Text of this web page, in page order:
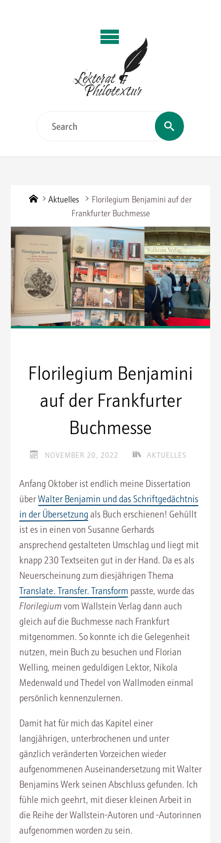
for:
Search
HomeAktuelles
Florilegium Benjamini auf der
Frankfurter Buchmesse
Florilegium Benjamini
auf der Frankfurter
Buchmesse
NOVEMBER 20, 2022 AKTUELLES
Anfang Oktober ist endlich meine Dissertation
überWalter Benjamin und das Schriftgedächtnis
in der Übersetzung als Buch erschienen! Gehüllt
ist es in einen von Susanne Gerhards
ansprechend gestalteten Umschlag und liegt mit
knapp 230 Textseiten gut in der Hand. Da es als
Neuerscheinung zum diesjährigen Thema
Translate. Transfer. Transform passte, wurde das
Florilegium vom Wallstein Verlag dann auch
gleich auf die Buchmesse nach Frankfurt
mitgenommen. So konnte ich die Gelegenheit
nutzen, mein Buch zu besuchen und Florian
Welling, meinen geduldigen Lektor, Nikola
Medenwald und Thedel von Wallmoden einmal
persönlich kennenzulernen.
Damit hat für mich das Kapitel einer
langjährigen, unterbrochenen und unter
gänzlich veränderten Vorzeichen wieder
aufgenommenen Auseinandersetzung mit Walter
Benjamins Werk seinen Abschluss gefunden. Ich
fühle mich geehrt, mit dieser kleinen Arbeit in
die Reihe der Wallstein-Autoren und -Autorinnen
aufgenommen worden zu sein.